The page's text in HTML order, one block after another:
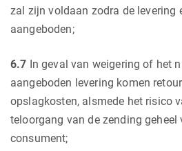
zal zijn voldaan zodra de levering
aangeboden;
6.7 In geval van weigering of het
aangeboden levering komen
opslagkosten, alsmede het risico
teloorgang van de zending geheel
consument;